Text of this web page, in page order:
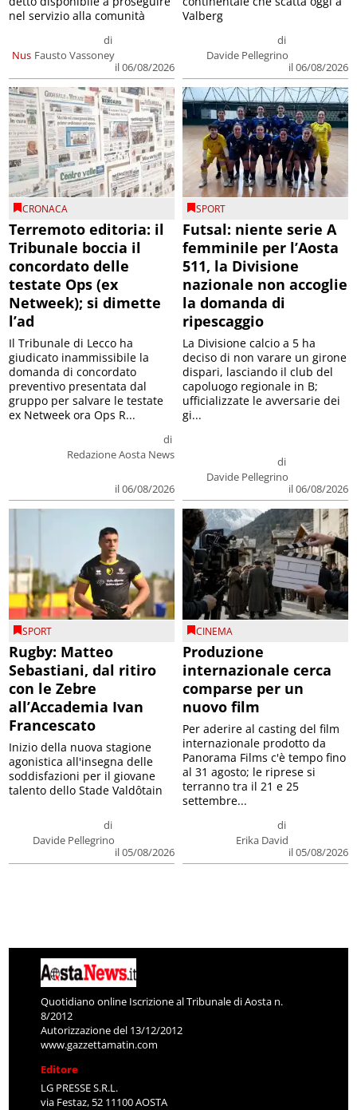
Nus
di
Fausto Vassoney
il 06/08/2026
nel servizio alla comunità
di
Davide Pellegrino
il 06/08/2026
Valberg
CRONACA
Terremoto editoria: il
Tribunale boccia il
concordato delle
testate Ops (ex
Netweek); si dimette
l’ad
di
Redazione Aosta News
il 06/08/2026
Il Tribunale di Lecco ha
giudicato inammissibile la
domanda di concordato
preventivo presentata dal
gruppo per salvare le testate
ex Netweek ora Ops R...
SPORT
Futsal: niente serie A
femminile per l’Aosta
511, la Divisione
nazionale non accoglie
la domanda di
ripescaggio
di
Davide Pellegrino
il 06/08/2026
La Divisione calcio a 5 ha
deciso di non varare un girone
dispari, lasciando il club del
capoluogo regionale in B;
ufficializzate le avversarie dei
gi...
SPORT
Rugby: Matteo
Sebastiani, dal ritiro
con le Zebre
all’Accademia Ivan
Francescato
di
Davide Pellegrino
il 05/08/2026
Inizio della nuova stagione
agonistica all'insegna delle
soddisfazioni per il giovane
talento dello Stade Valdôtain
CINEMA
Produzione
internazionale cerca
comparse per un
nuovo film
di
Erika David
il 05/08/2026
Per aderire al casting del film
internazionale prodotto da
Panorama Films c'è tempo fino
al 31 agosto; le riprese si
terranno tra il 21 e 25
settembre...
Quotidiano online Iscrizione al Tribunale di Aosta n.
8/2012
Autorizzazione del 13/12/2012
www.gazzettamatin.com
Editore
LG PRESSE S.R.L.
via Festaz, 52 11100 AOSTA